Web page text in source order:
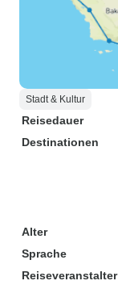
Stadt & Kultur
Reisedauer
Destinationen
Alter
Sprache
Reiseveranstalter